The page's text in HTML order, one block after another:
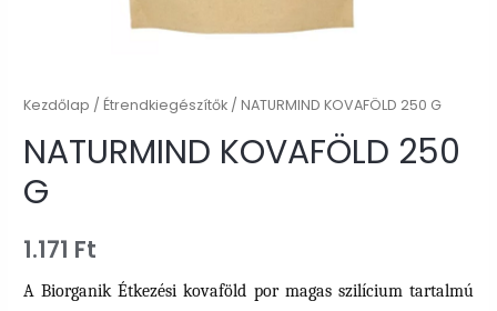
Kezdőlap /Étrendkiegészítők / NATURMIND KOVAFÖLD 250 G
NATURMIND KOVAFÖLD 250
G
1.171 Ft
A Biorganik Étkezési kovaföld por magas szilícium tartalmú